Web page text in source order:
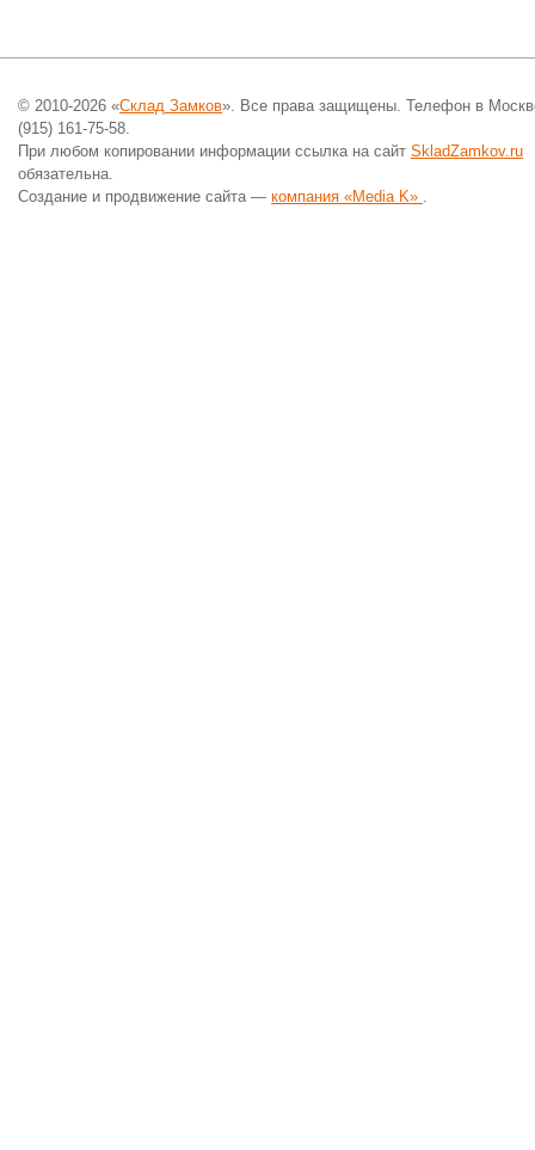
© 2010-2026 «Склад Замков». Все права защищены. Телефон в
(915) 161-75-58.
При любом копировании информации ссылка на сайт SkladZamkov.ru
обязательна.
Создание и продвижение сайта — компания «Media K» .